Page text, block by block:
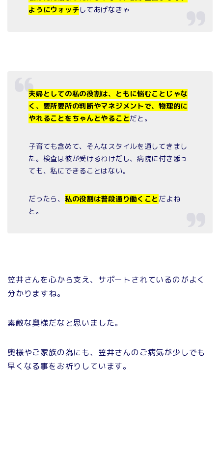
ようにウォッチしてあげなきゃ
夫婦としての私の役割は、ともに悩むことじゃな
く、要所要所の判断やマネジメントで、物理的に
やれることをちゃんとやることだと。
子育ても含めて、そんなスタイルを通してきまし
た。検査は彼が受けるわけだし、病院に付き添っ
ても、私にできることはない。
だったら、 私の役割は普段通り働くこと だよね
と。
笠井さんを心から支え、サポートされているのがよく
分かりますね。
素敵な奥様だなと思いました。
奥様やご家族の為にも、笠井さんのご病気が少しでも
早くなる事をお祈りしています。